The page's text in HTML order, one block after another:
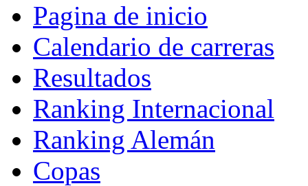
Pagina de inicio
Calendario de carreras
Resultados
Ranking Internacional
Ranking Alemán
Copas